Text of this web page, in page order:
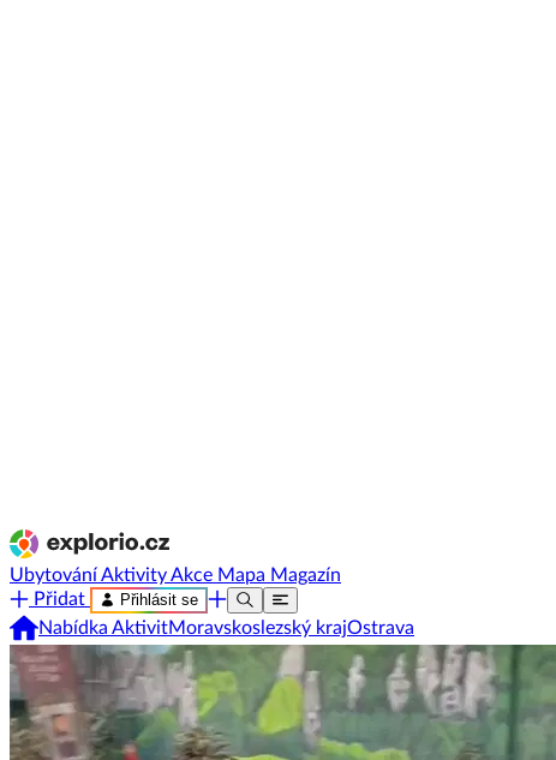
UbytováníAktivityAkce Mapa Magazín
Přidat
Přihlásit se
Nabídka AktivitMoravskoslezský krajOstrava